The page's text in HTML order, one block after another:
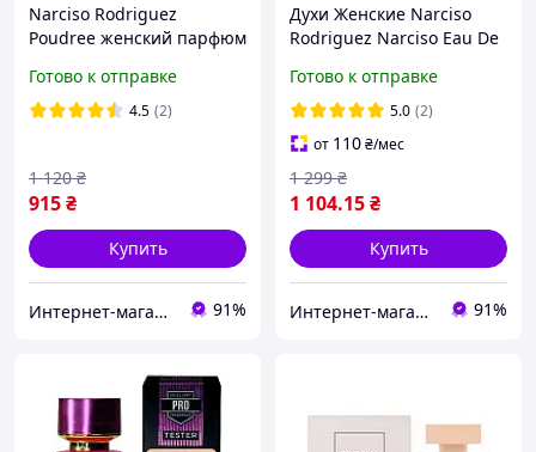
Narciso Rodriguez
Poudree женский парфюм
Готово к отправке
4.5 (2)
915₴
1 120 ₴
Купить
Интернет-магазин Allegoriya 91%
Духи Женские Narciso
Rodriguez Narciso Eau De
Нарцисо Родригез
Парфюм (Тестер) 90 мл all
Готово к отправке
5.0 (2)
от 110₴/мес
1 104.15₴
1 299 ₴
Купить
Интернет-магазин Allegoriya 91%